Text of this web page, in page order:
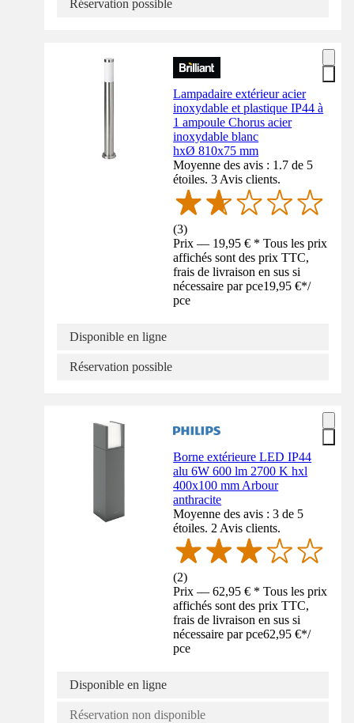
Réservation possible
Lampadaire extérieur acier
inoxydable et plastique IP44 à
1 ampoule Chorus acier
inoxydable blanc
hxØ 810x75 mm
Moyenne des avis : 1.7 de 5
étoiles. 3 Avis clients.
(3)
Prix — 19,95 € * Tous les prix
affichés sont des prix TTC,
frais de livraison en sus si
nécessaire par pce19,95 €*/
pce
Disponible en ligne
Réservation possible
Borne extérieure LED IP44
alu 6W 600 lm 2700 K hxl
400x100 mm Arbour
anthracite
Moyenne des avis : 3 de 5
étoiles. 2 Avis clients.
(2)
Prix — 62,95 € * Tous les prix
affichés sont des prix TTC,
frais de livraison en sus si
nécessaire par pce62,95 €*/
pce
Disponible en ligne
Réservation non disponible